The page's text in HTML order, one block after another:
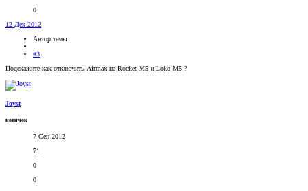
0
12 Дек 2012
Автор темы
#3
Подскажите как отключить Airmax на Rocket M5 и Loko M5 ?
Joyst
новичок
7 Сен 2012
71
0
0